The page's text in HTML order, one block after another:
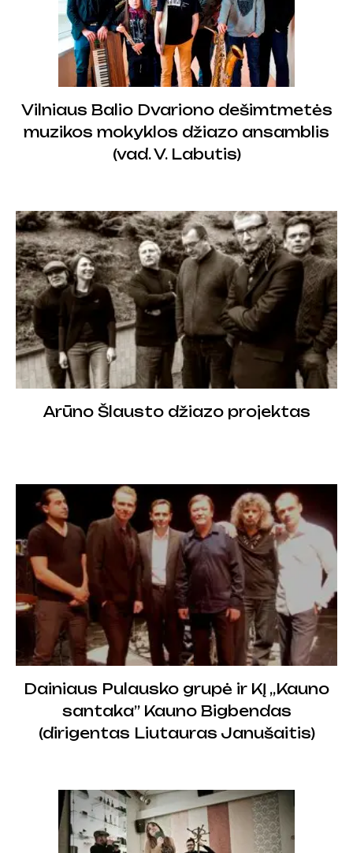
Vilniaus Balio Dvariono dešimtmetės
muzikos mokyklos džiazo ansamblis
(vad. V. Labutis)
Arūno Šlausto džiazo projektas
Dainiaus Pulausko grupė ir KĮ ,,Kauno
santaka” Kauno Bigbendas
(dirigentas Liutauras Janušaitis)